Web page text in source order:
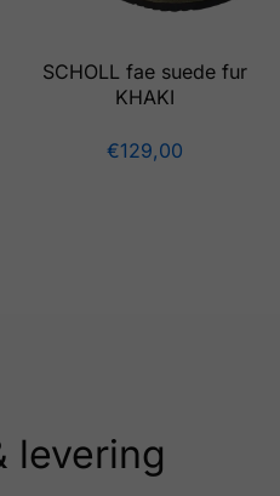
SCHOLL fae suede fur
KHAKI
€129,00
levering